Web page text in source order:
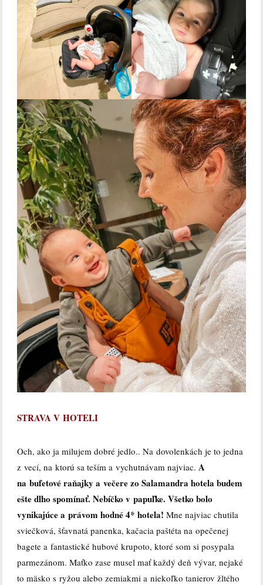
STRAVA V HOTELI
Och, ako ja milujem dobré jedlo.. Na dovolenkách je to jedna
z vecí, na ktorú sa teším a vychutnávam najviac.A
na bufetové raňajky a večere zo Salamandra hotela budem
ešte dlho spomínať. Nebíčko v papuľke. Všetko bolo
vynikajúce a právom hodné 4* hotela!Mne najviac chutila
sviečková, šťavnatá panenka, kačacia paštéta na opečenej
bagete a fantastické hubové krupoto, ktoré som si posypala
parmezánom. Maťko zase musel mať každý deň vývar, nejaké
to mäsko s ryžou alebo zemiakmi a niekoľko tanierov žltého